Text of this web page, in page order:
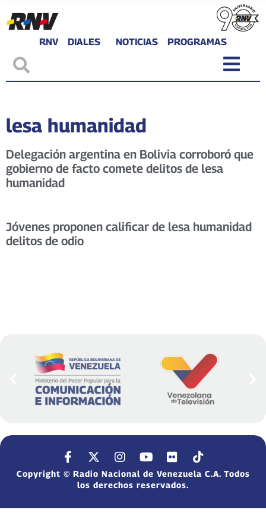
RNV DIALES NOTICIAS PROGRAMAS
lesa humanidad
Delegación argentina en Bolivia corroboró que
gobierno de facto comete delitos de lesa
humanidad
Jóvenes proponen calificar de lesa humanidad
delitos de odio
Copyright © Radio Nacional de Venezuela C.A. Todos
los derechos reservados.